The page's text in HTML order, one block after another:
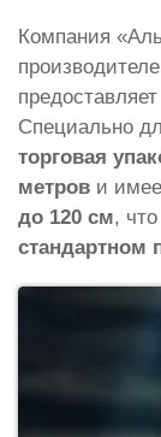
Компания
Специально
торговая
метров и
до 120 см,
стандартном